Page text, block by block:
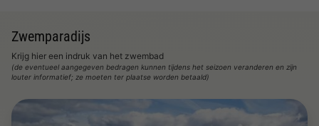
Zwemparadijs
Krijg hier een indruk van het zwembad
(de eventueel aangegeven bedragen kunnen tijdens het seizoen veranderen en zijn
louter informatief; ze moeten ter plaatse worden betaald)